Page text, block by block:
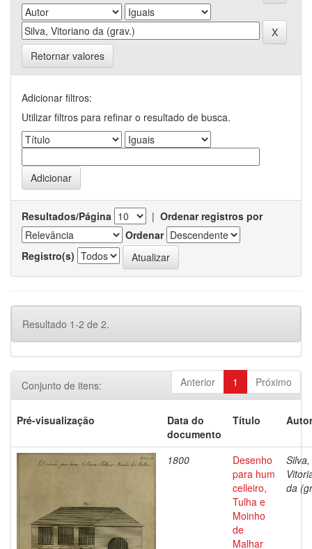
Retornar valores
Adicionar filtros:
Utilizar filtros para refinar o resultado de busca.
Resultados/Página | Ordenar registros por
Ordenar
Registro(s)
Resultado 1-2 de 2.
Anterior 1 Próximo
Conjunto de itens:
Pré-visualização
Data do
documento
Título
1800
Desenho
para hum
celleiro,
Tulha e
Moinho
de
Malhar
Silva,
da